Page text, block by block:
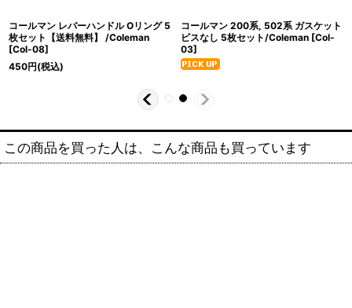
コールマン レバーハンドル Oリング 5
枚セット【送料無料】 /Coleman
[Col-08]
450円(税込)
コールマン 200系, 502系 ガスケット
ビスなし 5枚セット/Coleman [Col-
03]
この商品を買った人は、こんな商品も買っています